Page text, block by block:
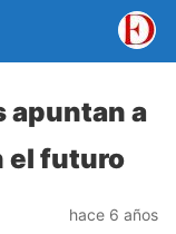
apuntan a
el futuro
hace 6 años